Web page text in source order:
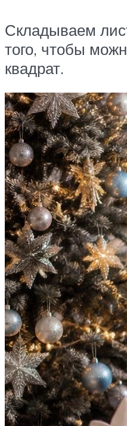
Складываем
того, чтобы
квадрат.